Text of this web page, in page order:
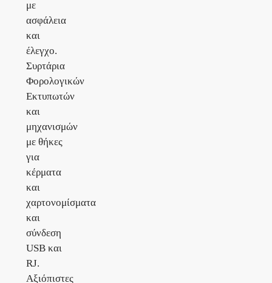
με
ασφάλεια
και
έλεγχο.
Συρτάρια
Φορολογικών
Εκτυπωτών
και
μηχανισμών
με θήκες
για
κέρματα
και
χαρτονομίσματα
και
σύνδεση
USB και
RJ.
Αξιόπιστες